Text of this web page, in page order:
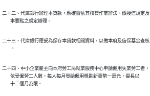
二十二、代庫銀行辦理本貸款，應確實依其核貸作業辦法、徵授信規定及
        本要點之規定辦理。
二十三、代庫銀行應妥為保存本貸款相關資料，以備本府及信保基金查核
        。
二十四、中小企業雇主向本府勞工局就業服務中心申請僱用失業勞工者，
        依受僱勞工人數，每人每月發給僱用獎助新臺幣一萬元，最長以
        十二個月為限。